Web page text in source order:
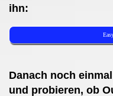
ihn:
Danach noch
und probieren, ob